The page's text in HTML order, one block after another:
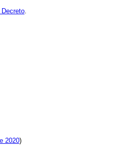
.
2020)